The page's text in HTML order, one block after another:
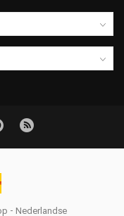
- Nederlandse